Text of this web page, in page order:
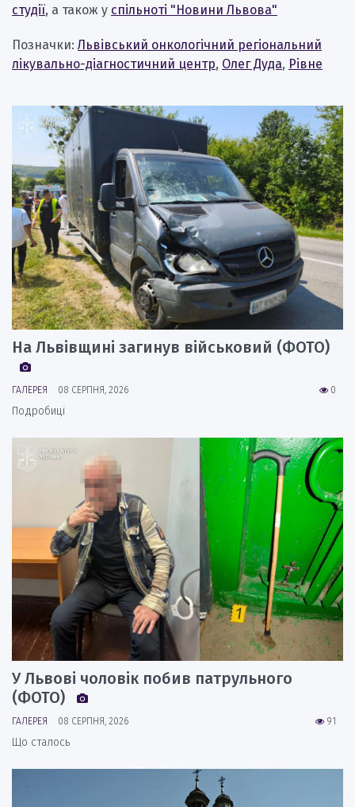
студії, а також у спільноті "Новини Львова"
Позначки: Львівський онкологічний регіональний
лікувально-діагностичний центр, Олег Дуда, Рівне
На Львівщині загинув військовий (ФОТО)
0
ГАЛЕРЕЯ 08 СЕРПНЯ, 2026
Подробиці
У Львові чоловік побив патрульного
(ФОТО)
91
ГАЛЕРЕЯ 08 СЕРПНЯ, 2026
Що сталось